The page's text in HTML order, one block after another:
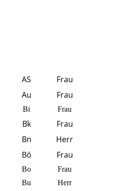
AS Frau
Au
Frau
Bi Frau
Bk Frau
Bn
Herr
Bö
Frau
Bo Frau
Bu
Herr